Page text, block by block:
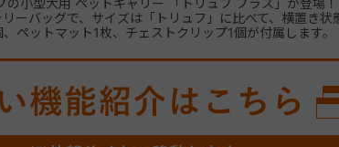
小型犬用 ペットキャリー 「トリュフ プラス」が登場！
ーバッグで、サイズは「トリュフ」に比べて、横置き
ペットマット1枚、チェストクリップ1個が付属します。